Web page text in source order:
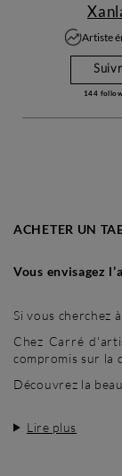
Artiste
144
ACHETER UN
Vous envisagez
Si vous cherchez
Chez Carré
compromis sur la
Découvrez la
Lire plus